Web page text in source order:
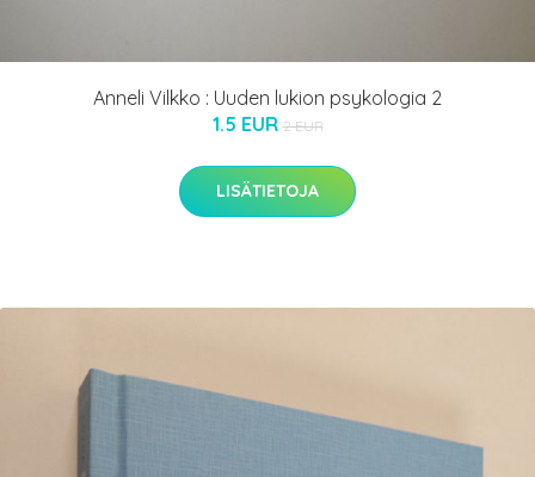
Anneli Vilkko : Uuden lukion psykologia 2
1.5 EUR 2 EUR
LISÄTIETOJA